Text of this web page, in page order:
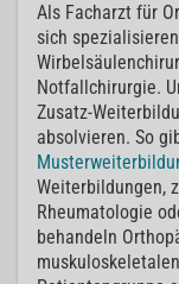
Als Facharzt für
sich
Notfallchirurgie.
Zusatz-
absolvieren. So
Weiterbildungen,
Rheumatologie
behandeln